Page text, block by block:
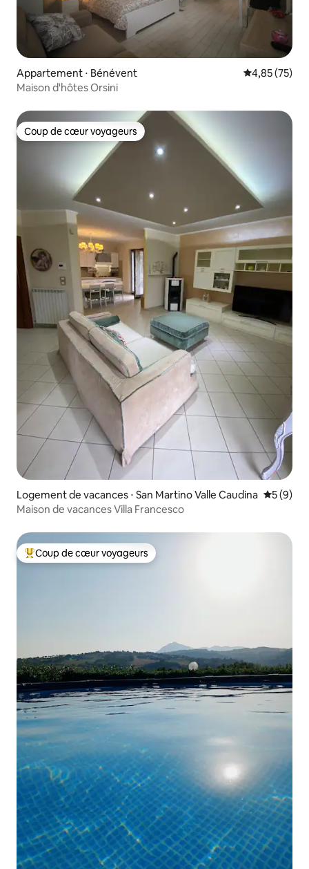
Appartement ⋅ Bénévent Évaluation
4,85 (75)
Maison d'hôtes Orsini
Coup de cœur voyageurs
Coup de cœur voyageurs
Logement de vacances ⋅ San Martino Valle Caudina
5 (9)
Maison de vacances Villa Francesco
Coups de cœur voyageurs les plus appréciés
Coup de cœur voyageurs